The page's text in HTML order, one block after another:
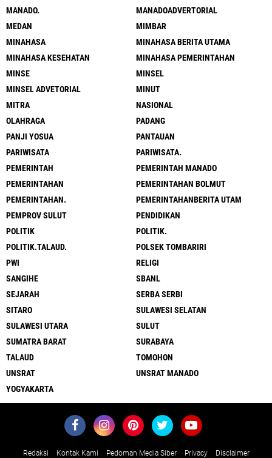
MANADO.
MANADOADVERTORIAL
MEDAN
MIMBAR
MINAHASA
MINAHASA BERITA UTAMA
MINAHASA KESEHATAN
MINAHASA PEMERINTAHAN
MINSE
MINSEL
MINSEL ADVETORIAL
MINUT
MITRA
NASIONAL
OLAHRAGA
PADANG
PANJI YOSUA
PANTAUAN
PARIWISATA
PARIWISATA.
PEMERINTAH
PEMERINTAH MANADO
PEMERINTAHAN
PEMERINTAHAN BOLMUT
PEMERINTAHAN.
PEMERINTAHANBERITA UTAM
PEMPROV SULUT
PENDIDIKAN
POLITIK
POLITIK.
POLITIK.TALAUD.
POLSEK TOMBARIRI
PWI
RELIGI
SANGIHE
SBANL
SEJARAH
SERBA SERBI
SITARO
SULAWESI SELATAN
SULAWESI UTARA
SULUT
SUMATRA BARAT
SURABAYA
TALAUD
TOMOHON
UNSRAT
UNSRAT MANADO
YOGYAKARTA
Redaksi Kontak Kami Pedoman Media Siber Privacy Disclaimer